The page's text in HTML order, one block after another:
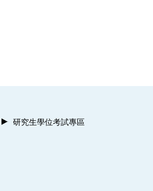
研究生學位考試專區